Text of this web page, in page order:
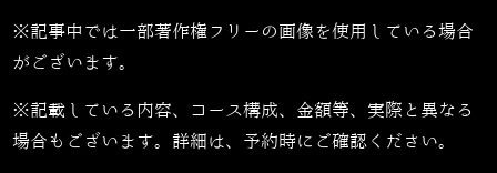
※記事中では一部著作権フリーの画像を使用している場合
がございます。
※記載している内容、コース構成、金額等、実際と異なる
場合もございます。詳細は、予約時にご確認ください。